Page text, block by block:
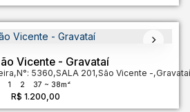
Vicente - Gravataí
R$ 1.200,00
,N°: 5360,SALA 201,São Vicente ,Gravataí
1 2 37 ~ 38m²